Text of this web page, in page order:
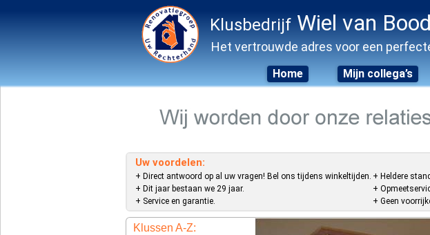
Klusbedrijf Wiel van
Het vertrouwde adres voor een
Home Mijn collega’s
Uw voordelen:
+ Direct antwoord op al uw vragen! Bel ons tijdens winkeltijden.
+ Dit jaar bestaan we 29 jaar.
+ Service en garantie.
+ Heldere
+
+ Geen
Klussen A-Z: